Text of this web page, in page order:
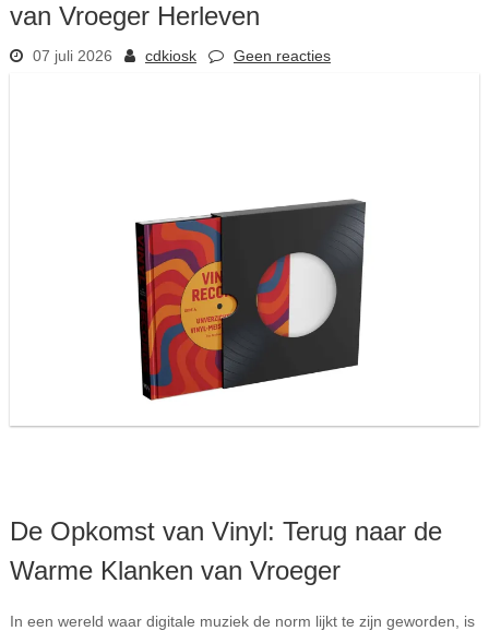
van Vroeger Herleven
07 juli 2026 cdkiosk Geen reacties
De Opkomst van Vinyl: Terug naar de
Warme Klanken van Vroeger
In een wereld waar digitale muziek de norm lijkt te zijn geworden, is